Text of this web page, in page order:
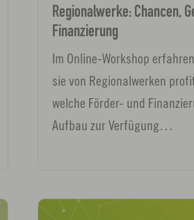
Regionalwerke: Chancen,
Finanzierung
Im Online-Workshop
sie von Regionalwerken
welche Förder- und
Aufbau zur Verfügung…